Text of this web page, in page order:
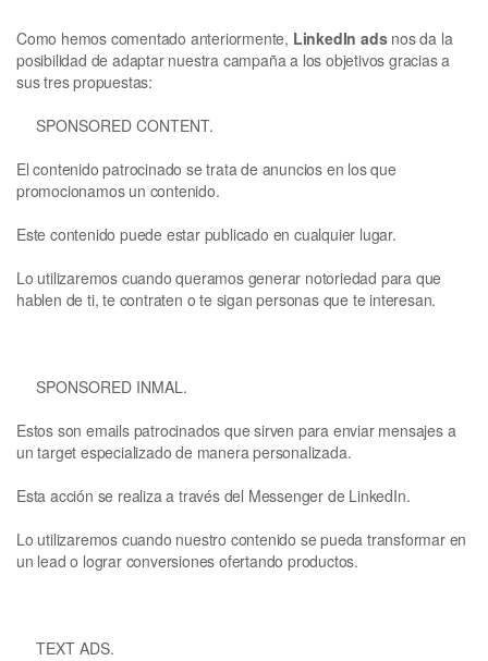
Como hemos comentado anteriormente, LinkedIn adsnos da la
posibilidad de adaptar nuestra campaña a los objetivos gracias a
sus tres propuestas:
SPONSORED CONTENT.
El contenido patrocinado se trata de anuncios en los que
promocionamos un contenido.
Este contenido puede estar publicado en cualquier lugar.
Lo utilizaremos cuando queramos generar notoriedad para que
hablen de ti, te contraten o te sigan personas que te interesan.
SPONSORED INMAL.
Estos son emails patrocinados que sirven para enviar mensajes a
un target especializado de manera personalizada.
Esta acción se realiza a través del Messenger de LinkedIn.
Lo utilizaremos cuando nuestro contenido se pueda transformar en
un lead o lograr conversiones ofertando productos.
TEXT ADS.